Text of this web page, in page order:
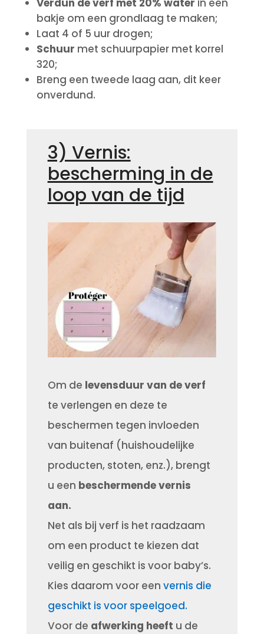
Verdun de verf met 20% water in een
bakje om een ​​grondlaag te maken;
Laat 4 of 5 uur drogen;
Schuur met schuurpapier met korrel
320;
Breng een tweede laag aan, dit keer
onverdund.
3) Vernis:
bescherming in de
loop van de tijd
Om de levensduur van de verf
te verlengen en deze te
beschermen tegen invloeden
van buitenaf (huishoudelijke
producten, stoten, enz.), brengt
u een beschermende vernis
aan.
Net als bij verf is het raadzaam
om een ​​product te kiezen dat
veilig en geschikt is voor baby’s.
Kies daarom voor een vernis die
geschikt is voor speelgoed.
Voor de afwerking heeft u de